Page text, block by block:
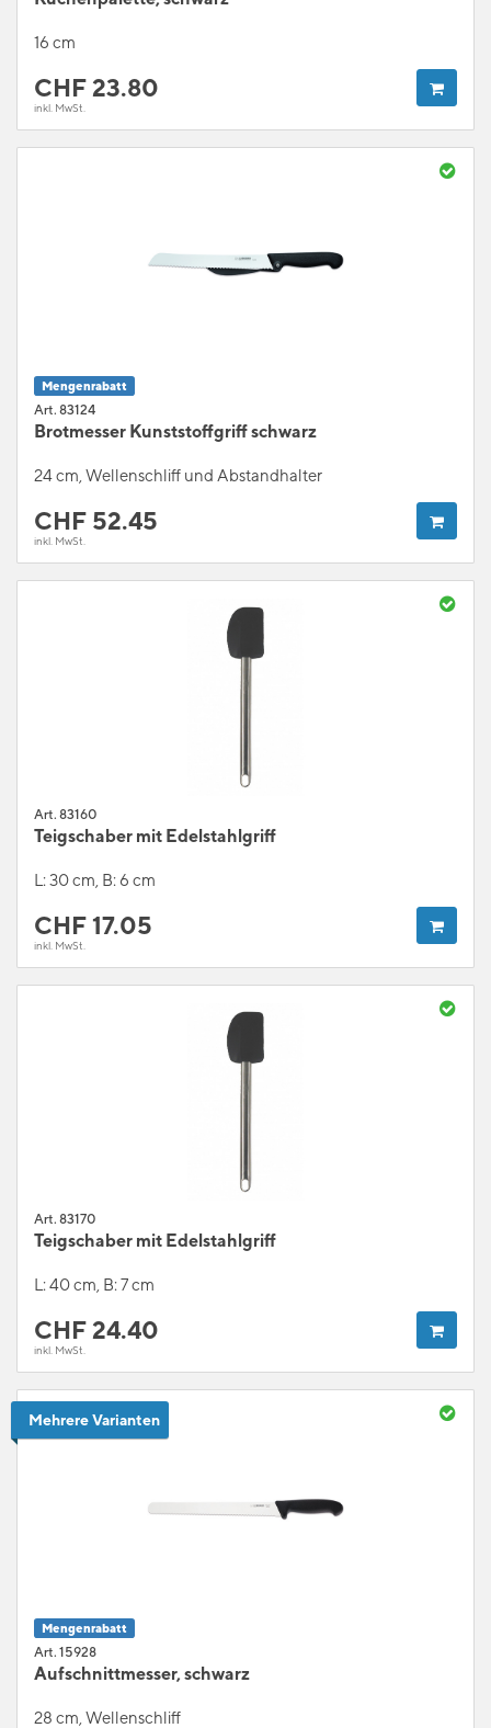
16 cm
CHF 23.80
inkl. MwSt.
Mengenrabatt
Art. 83124
Brotmesser Kunststoffgriff schwarz
24 cm, Wellenschliff und Abstandhalter
CHF 52.45
inkl. MwSt.
Art. 83160
Teigschaber mit Edelstahlgriff
L: 30 cm, B: 6 cm
CHF 17.05
inkl. MwSt.
Art. 83170
Teigschaber mit Edelstahlgriff
L: 40 cm, B: 7 cm
CHF 24.40
inkl. MwSt.
Mehrere Varianten
Mengenrabatt
Art. 15928
Aufschnittmesser, schwarz
28 cm, Wellenschliff